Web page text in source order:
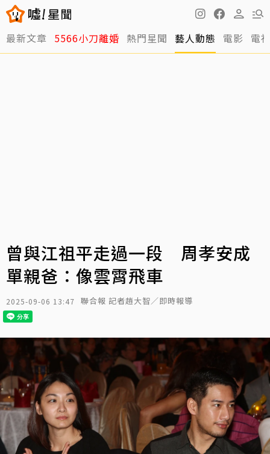
最新文章 5566小刀離婚 熱門星聞 藝人動態 電影 電
曾與江祖平走過一段 周孝安成
單親爸：像雲霄飛車
2025-09-06 13:47 聯合報 記者趙大智／即時報導